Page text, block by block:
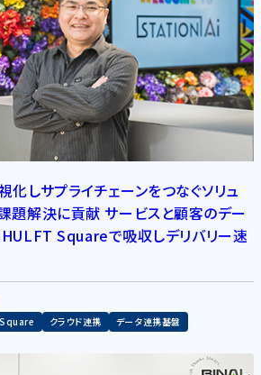
化しサプライチェーンをつなぐソリュ
題解決に貢献 サービスと顧客のデー
Squareで吸収しデリバリー速
クラウド連携 データ連携基盤